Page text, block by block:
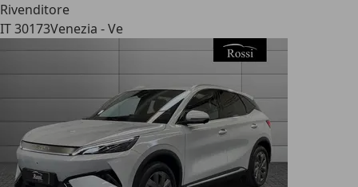
Rivenditore
IT 30173Venezia - Ve